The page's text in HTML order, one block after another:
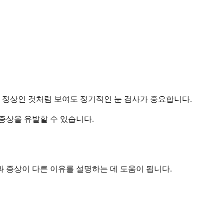
상인 것처럼 보여도 정기적인 눈 검사가 중요합니다.
상을 유발할 수 있습니다.
증상이 다른 이유를 설명하는 데 도움이 됩니다.